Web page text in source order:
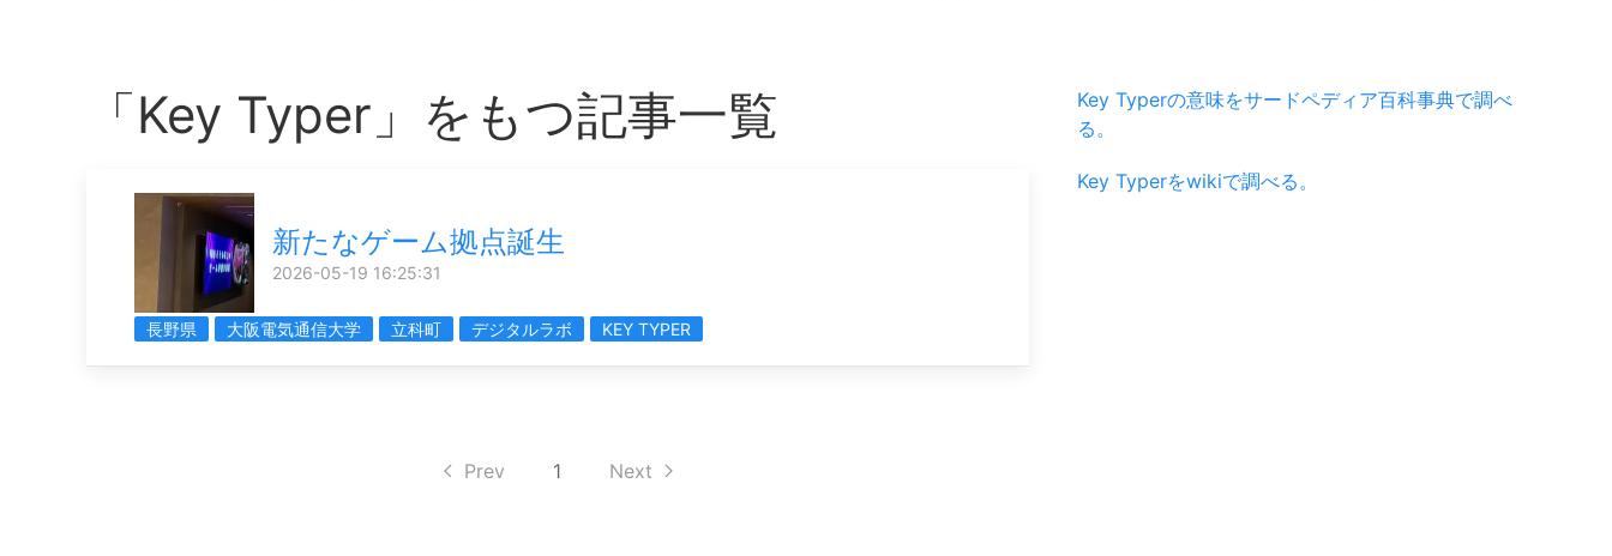
「Key Typer」をもつ記事一覧
新たなゲーム拠点誕生
2026-05-19 16:25:31
長野県 大阪電気通信大学 立科町 デジタルラボ KEY TYPER
Prev 1 Next
Key Typerの意味をサードペディア百科事典で調べ
る。
Key Typerをwikiで調べる。